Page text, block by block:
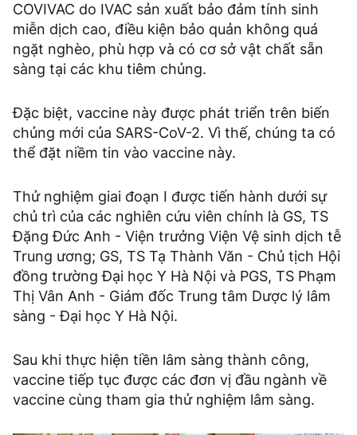
COVIVAC do IVAC sản xuất bảo đảm tính sinh
miễn dịch cao, điều kiện bảo quản không quá
ngặt nghèo, phù hợp và có cơ sở vật chất sẵn
sàng tại các khu tiêm chủng.
Đặc biệt, vaccine này được phát triển trên biến
chủng mới của SARS-CoV-2. Vì thế, chúng ta có
thể đặt niềm tin vào vaccine này.
Thử nghiệm giai đoạn I được tiến hành dưới sự
chủ trì của các nghiên cứu viên chính là GS, TS
Đặng Đức Anh - Viện trưởng Viện Vệ sinh dịch tễ
Trung ương; GS, TS Tạ Thành Văn - Chủ tịch Hội
đồng trường Đại học Y Hà Nội và PGS, TS Phạm
Thị Vân Anh - Giám đốc Trung tâm Dược lý lâm
sàng - Đại học Y Hà Nội.
Sau khi thực hiện tiền lâm sàng thành công,
vaccine tiếp tục được các đơn vị đầu ngành về
vaccine cùng tham gia thử nghiệm lâm sàng.